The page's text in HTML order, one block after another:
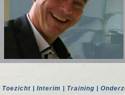
| Interim | Training |